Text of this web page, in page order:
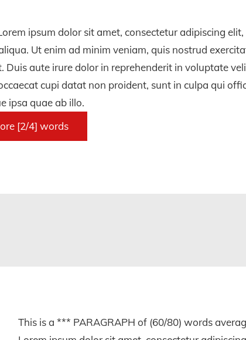
ipsum dolor sit amet, consectetur adipiscing elit,
Ut enim ad minim veniam, quis nostrud
aute irure dolor in reprehenderit in voluptate
cupi datat non proident, sunt in culpa qui
ipsa quae ab illo.
[2/4] words
This is a *** PARAGRAPH of (60/80) words